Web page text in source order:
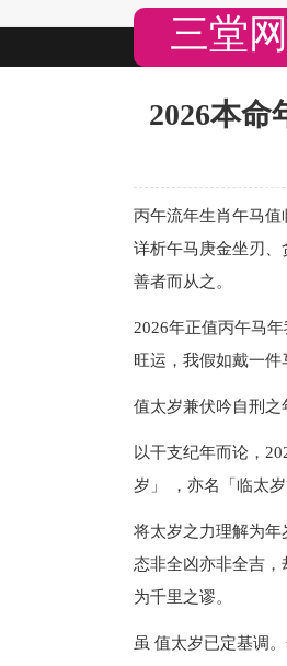
三堂网
2026本命
丙午流年生肖午马值
详析午马庚金坐刃
善者而从之。
2026年正值丙午马
旺运，我假如戴一
值太岁兼伏吟自刑之
以干支纪年而论，
岁」 ，亦名「临太
将太岁之力理解为
态非全凶亦非全吉
为千里之谬。
虽 值太岁已定基调